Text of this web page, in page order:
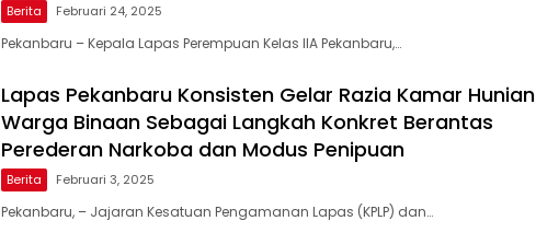
Berita Februari 24, 2025
Pekanbaru – Kepala Lapas Perempuan Kelas IIA Pekanbaru,…
Lapas Pekanbaru Konsisten Gelar Razia Kamar Hunian
Warga Binaan Sebagai Langkah Konkret Berantas
Perederan Narkoba dan Modus Penipuan
Berita Februari 3, 2025
Pekanbaru, – Jajaran Kesatuan Pengamanan Lapas (KPLP) dan…